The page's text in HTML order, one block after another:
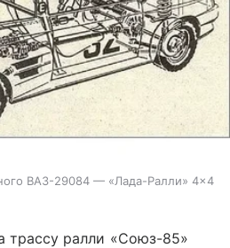
ВАЗ-29084 — «Лада-Ралли» 4×4
трассу ралли «Союз-85»